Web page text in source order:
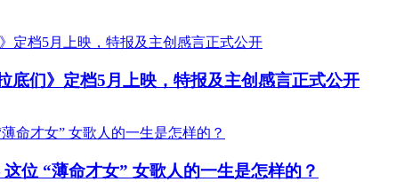
底们》定档5月上映，特报及主创感言正式公开
位 “薄命才女” 女歌人的一生是怎样的？